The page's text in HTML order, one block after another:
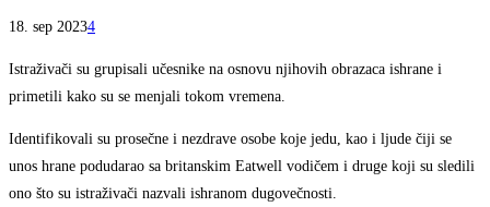
18. sep 20234
Istraživači su grupisali učesnike na osnovu njihovih obrazaca ishrane i
primetili kako su se menjali tokom vremena.
Identifikovali su prosečne i nezdrave osobe koje jedu, kao i ljude čiji se
unos hrane podudarao sa britanskim Eatwell vodičem i druge koji su sledili
ono što su istraživači nazvali ishranom dugovečnosti.